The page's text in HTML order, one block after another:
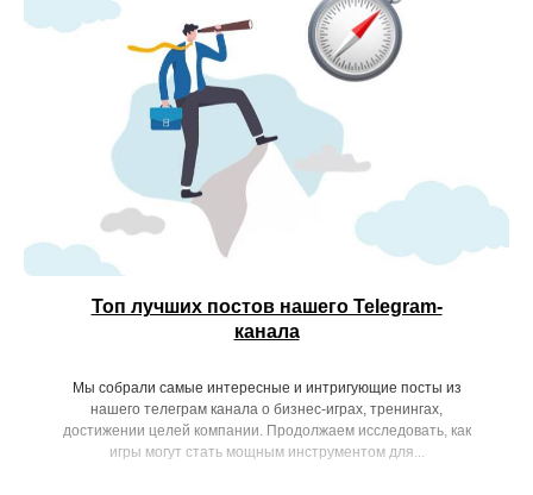
Топ лучших постов нашего Telegram-
канала
Мы собрали самые интересные и интригующие посты из
нашего телеграм канала о бизнес-играх, тренингах,
достижении целей компании. Продолжаем исследовать, как
игры могут стать мощным инструментом для...